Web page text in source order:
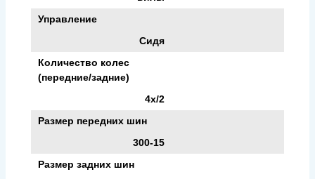
Управление
Сидя
Количество колес
(передние/задние)
4х/2
Размер передних шин
300-15
Размер задних шин